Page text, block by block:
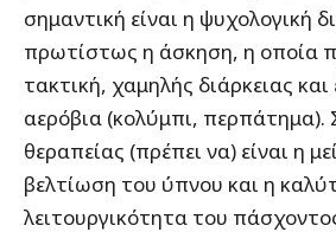
σημαντική είναι η ψυχολογική
πρωτίστως η άσκηση, η οποία
τακτική, χαμηλής διάρκειας
αερόβια (κολύμπι, περπάτημα).
θεραπείας (πρέπει να) είναι η
βελτίωση του ύπνου και η
λειτουργικότητα του